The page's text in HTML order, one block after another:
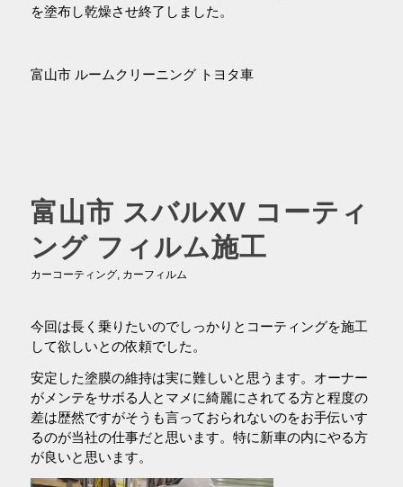
を塗布し乾燥させ終了しました。
富山市 ルームクリーニング トヨタ車
富山市 スバルXV コーティ
ング フィルム施工
カーコーティング, カーフィルム
今回は長く乗りたいのでしっかりとコーティングを施工
して欲しいとの依頼でした。
安定した塗膜の維持は実に難しいと思うます。オーナー
がメンテをサボる人とマメに綺麗にされてる方と程度の
差は歴然ですがそうも言っておられないのをお手伝いす
るのが当社の仕事だと思います。特に新車の内にやる方
が良いと思います。